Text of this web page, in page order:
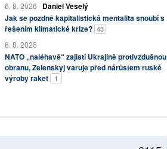
6. 8. 2026
Daniel Veselý
Jak se pozdně kapitalistická mentalita snoubí s
řešením klimatické krize? 43
6. 8. 2026
NATO „naléhavě“ zajistí Ukrajině protivzdušnou
obranu, Zelenskyj varuje před nárůstem ruské
výroby raket
1